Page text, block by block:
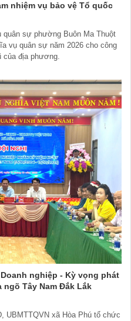
nhiệm vụ bảo vệ Tổ quốc
quân sự phường Buôn Ma Thuột
vụ quân sự năm 2026 cho công
của địa phương.
nghiệp - Kỳ vọng phát
Tây Nam Đắk Lắk
UBMTTQVN xã Hòa Phú tổ chức